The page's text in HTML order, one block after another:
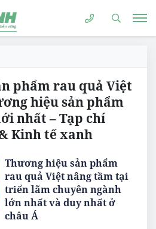
phẩm rau quả Việt
hiệu sản phẩm
nhất – Tạp chí
Kinh tế xanh
Thương hiệu sản phẩm
rau quả Việt nâng tầm tại
triển lãm chuyên ngành
lớn nhất và duy nhất ở
châu Á